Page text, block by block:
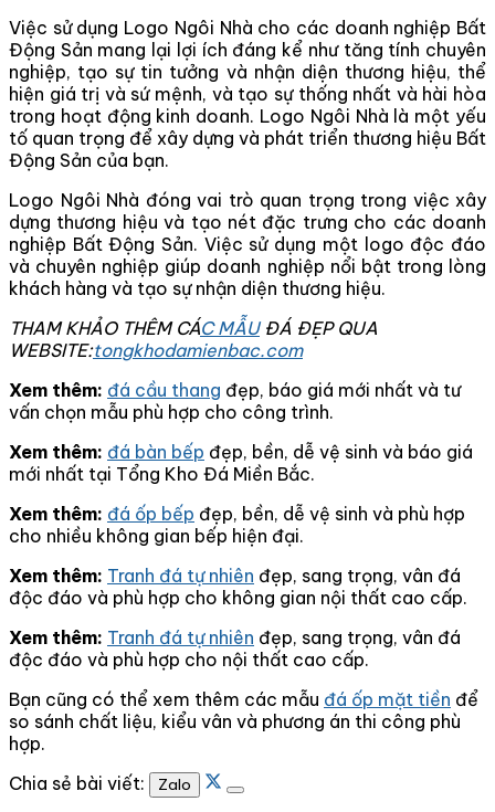
Việc sử dụng Logo Ngôi Nhà cho các doanh nghiệp Bất
Động Sản mang lại lợi ích đáng kể như tăng tính chuyên
nghiệp, tạo sự tin tưởng và nhận diện thương hiệu, thể
hiện giá trị và sứ mệnh, và tạo sự thống nhất và hài hòa
trong hoạt động kinh doanh. Logo Ngôi Nhà là một yếu
tố quan trọng để xây dựng và phát triển thương hiệu Bất
Động Sản của bạn.
Logo Ngôi Nhà đóng vai trò quan trọng trong việc xây
dựng thương hiệu và tạo nét đặc trưng cho các doanh
nghiệp Bất Động Sản. Việc sử dụng một logo độc đáo
và chuyên nghiệp giúp doanh nghiệp nổi bật trong lòng
khách hàng và tạo sự nhận diện thương hiệu.
THAM KHẢO THÊM CÁC MẪUĐÁ ĐẸP QUA
WEBSITE:tongkhodamienbac.com
Xem thêm: đá cầu thang đẹp, báo giá mới nhất và tư
vấn chọn mẫu phù hợp cho công trình.
Xem thêm: đá bàn bếp đẹp, bền, dễ vệ sinh và báo giá
mới nhất tại Tổng Kho Đá Miền Bắc.
Xem thêm: đá ốp bếp đẹp, bền, dễ vệ sinh và phù hợp
cho nhiều không gian bếp hiện đại.
Xem thêm: Tranh đá tự nhiên đẹp, sang trọng, vân đá
độc đáo và phù hợp cho không gian nội thất cao cấp.
Xem thêm: Tranh đá tự nhiên đẹp, sang trọng, vân đá
độc đáo và phù hợp cho nội thất cao cấp.
Bạn cũng có thể xem thêm các mẫu đá ốp mặt tiền để
so sánh chất liệu, kiểu vân và phương án thi công phù
hợp.
Chia sẻ bài viết:
Zalo